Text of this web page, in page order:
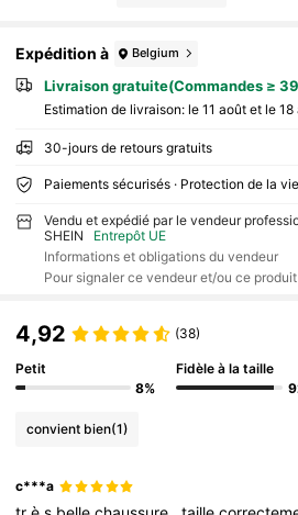
Expédition à Belgium
Livraison gratuite(Commandes ≥
Estimation de livraison: le 11 août et le 18
30-jours de retours gratuits
Paiements sécurisés · Protection de la
Vendu et expédié par le vendeur
SHEIN
Entrepôt UE
Informations et obligations du vendeur
Pour signaler ce vendeur et/ou ce produit
4,92 (38)
Petit
8%
Fidèle à la taille
convient bien(1)
c***a